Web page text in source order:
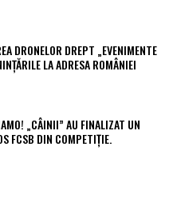
DRONELOR DREPT „EVENIMENTE
LA ADRESA ROMÂNIEI
„CÂINII” AU FINALIZAT UN
FCSB DIN COMPETIȚIE.